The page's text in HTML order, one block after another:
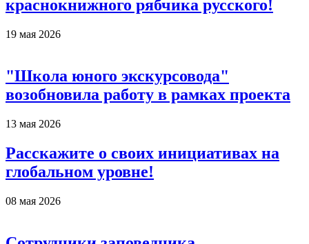
краснокнижного рябчика русского!
19 мая 2026
"Школа юного экскурсовода"
возобновила работу в рамках проекта
13 мая 2026
Расскажите о своих инициативах на
глобальном уровне!
08 мая 2026